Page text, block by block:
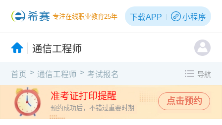
专注在线职业教育25年 下载APP 小程序
通信工程师
首页 > 通信工程师 > 考试报名 导航
准考证打印提醒
预约成功后，不错过重要时期
点击预约